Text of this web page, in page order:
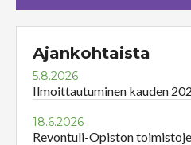
Ajankohtaista
5.8.2026
Ilmoittautuminen kauden
18.6.2026
Revontuli-Opiston